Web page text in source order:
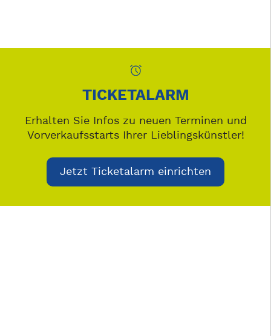
TICKETALARM
Erhalten Sie Infos zu neuen Terminen und
Vorverkaufsstarts Ihrer Lieblingskünstler!
Jetzt Ticketalarm einrichten